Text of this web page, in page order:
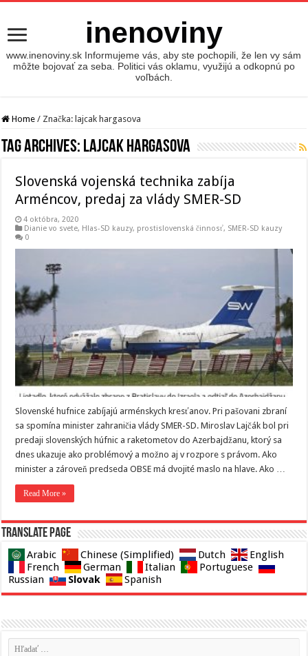
inenoviny
www.inenoviny.sk Informujeme vás, aby ste pochopili, že len vy sám
môžte bojovať za seba. Politici vás oklamu, využijú a odkopnú po
voľbách.
Home / Značka: lajcak hargasova
Tag Archives: lajcak hargasova
Slovenská vojenská technika zabíja
Arméncov, predaj za vlády SMER-SD
4 októbra, 2020
Dianie vo svete, Hlas-SD kauzy, prostislovenská činnosť, SMER-SD kauzy
0
Slovenské hufnice zabíjajú arménskych kresťanov. Pri pašovani zbraní
sa spomína minister zahraničia vlády SMER-SD. Miroslav Lajčák bol pri
predaji slovenských húfnic a raketometov do Azerbajdžanu, ktorý sa
dnes ukazuje ako problémový a možno aj v rozpore s právom. Ako
minister a zároveň predseda OBSE má dvojité maslo na hlave. Ako …
Read More »
Translate page
Arabic Chinese (Simplified) Dutch
English
French
German Italian
Portuguese
Russian
Slovak Spanish